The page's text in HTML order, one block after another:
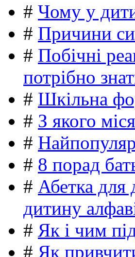
# Чому у
# Причини
# Побічні
потрібно
# Шкільна
# З якого
#
# 8 порад
# Абетка для
дитину
# Як і чим
# Як